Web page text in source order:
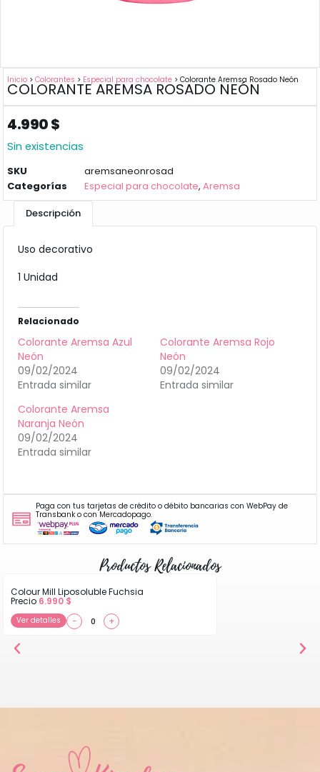
Inicio >Colorantes > Especial para chocolate > Colorante Aremsa Rosado Neón
COLORANTE AREMSA ROSADO NEÓN
4.990$
Sin existencias
SKU
aremsaneonrosad
Categorías
Especial para chocolate,Aremsa
Descripción
Uso decorativo
1 Unidad
Relacionado
Colorante Aremsa Azul
Neón
09/02/2024
Entrada similar
Colorante Aremsa Rojo
Neón
09/02/2024
Entrada similar
Colorante Aremsa
Naranja Neón
09/02/2024
Entrada similar
Paga con tus tarjetas de crédito o débito bancarias con WebPay de
Transbank o con Mercadopago.
Productos Relacionados
Colour Mill Liposoluble Fuchsia
Precio 6.990 $
Ver detalles − +